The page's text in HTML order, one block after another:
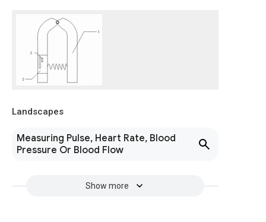
Landscapes
Measuring Pulse, Heart Rate, Blood
Pressure Or Blood Flow
Show more